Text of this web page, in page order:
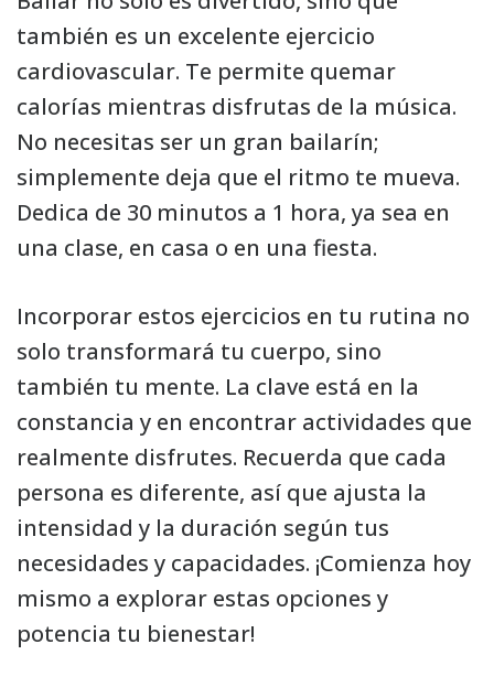
también es un excelente ejercicio
cardiovascular. Te permite quemar
calorías mientras disfrutas de la música.
No necesitas ser un gran bailarín;
simplemente deja que el ritmo te mueva.
Dedica de 30 minutos a 1 hora, ya sea en
una clase, en casa o en una fiesta.
Incorporar estos ejercicios en tu rutina no
solo transformará tu cuerpo, sino
también tu mente. La clave está en la
constancia y en encontrar actividades que
realmente disfrutes. Recuerda que cada
persona es diferente, así que ajusta la
intensidad y la duración según tus
necesidades y capacidades. ¡Comienza hoy
mismo a explorar estas opciones y
potencia tu bienestar!